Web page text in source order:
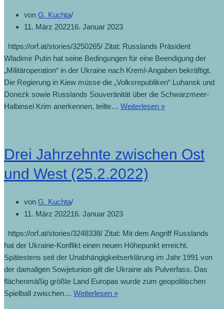
von G. Kuchta
11. März 202216. Januar 2023
https://orf.at/stories/3250265/ Zitat: Russlands Präsident
Wladimir Putin hat seine Bedingungen für eine Beendigung der
„Militäroperation“ in der Ukraine nach Kreml-Angaben bekräftigt.
Die Regierung in Kiew müsse die „Volksrepubliken“ Luhansk und
Donezk sowie Russlands Souveränität über die Schwarzmeer-
Halbinsel Krim anerkennen, teilte… Weiterlesen »
Drei Jahrzehnte zwischen Ost
und West (25.2.2022)
von G. Kuchta
11. März 202216. Januar 2023
https://orf.at/stories/3248338/ Zitat: Mit dem Angriff Russlands
hat der Ukraine-Konflikt einen neuen Höhepunkt erreicht.
Spätestens seit der Unabhängigkeitserklärung im Jahr 1991 von
der damaligen Sowjetunion gilt die Ukraine als Pulverfass. Das
flächenmäßig größte Land Europas wurde zum geopolitischen
Spielball zwischen… Weiterlesen »